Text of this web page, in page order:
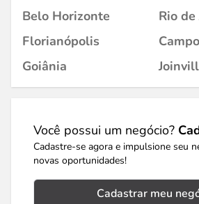
Belo Horizonte
Rio
Florianópolis
Goiânia
Você possui um negócio?
Cadastre-se agora e impulsione seu
novas oportunidades!
Cadastrar meu